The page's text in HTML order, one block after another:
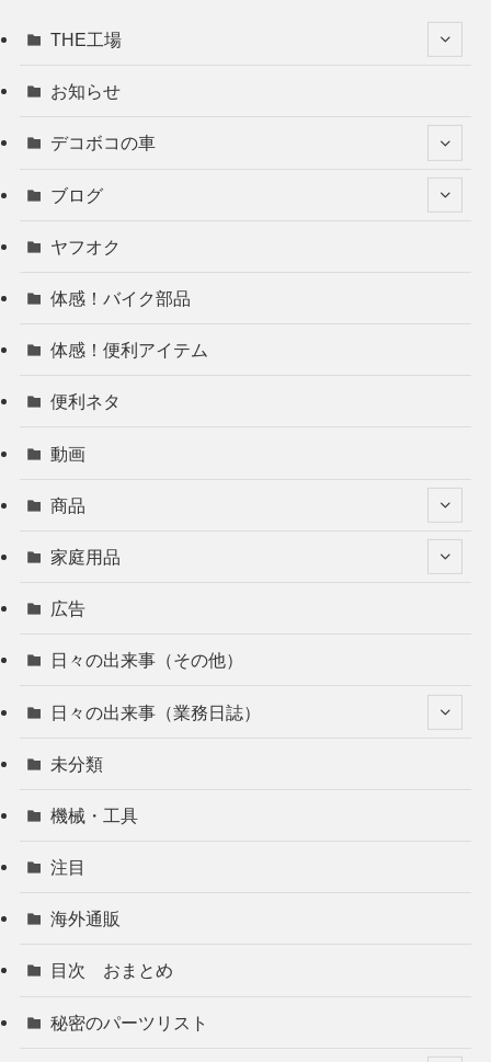
THE工場
お知らせ
デコボコの車
ブログ
ヤフオク
体感！バイク部品
体感！便利アイテム
便利ネタ
動画
商品
家庭用品
広告
日々の出来事（その他）
日々の出来事（業務日誌）
未分類
機械・工具
注目
海外通販
目次 おまとめ
秘密のパーツリスト